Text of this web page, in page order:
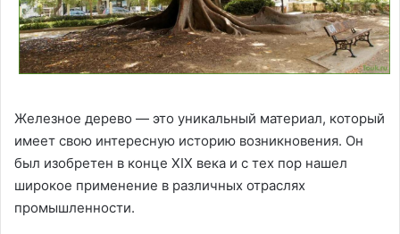
Железное дерево — это уникальный материал, который
имеет свою интересную историю возникновения. Он
был изобретен в конце XIX века и с тех пор нашел
широкое применение в различных отраслях
промышленности.